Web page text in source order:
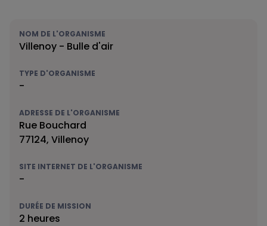
NOM DE L'ORGANISME
Villenoy - Bulle d'air
TYPE D'ORGANISME
-
ADRESSE DE L'ORGANISME
Rue Bouchard
77124, Villenoy
SITE INTERNET DE L'ORGANISME
-
DURÉE DE MISSION
2 heures